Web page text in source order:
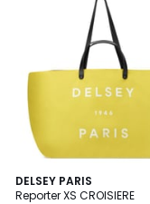
DELSEY PARIS
Reporter XS CROISIERE